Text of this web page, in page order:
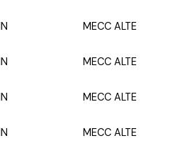
MECC ALTE
MECC ALTE
MECC ALTE
MECC ALTE